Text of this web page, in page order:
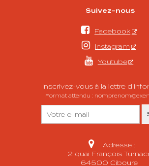
Suivez-nous
 Facebook
 Instagram
 Youtube
Inscrivez-vous à la lettre
Format attendu :

Adresse :
2 quai François
64500 Ciboure